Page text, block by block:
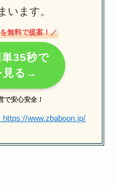
います。
無料で提案！／
単35秒で
見る→
で安心安全！
https://www.zbaboon.jp/